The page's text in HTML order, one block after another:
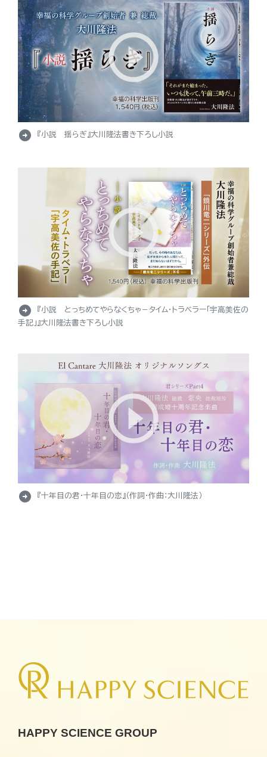
arrow_circle_right 『小説 揺らぎ』大川隆法書き下ろし小説
arrow_circle_right
『小説 とっちめてやらなくちゃ－タイム・トラベラー「宇高美佐の
手記」』大川隆法書き下ろし小説
arrow_circle_right 『十年目の君・十年目の恋』（作詞・作曲：大川隆法）
HAPPY SCIENCE GROUP